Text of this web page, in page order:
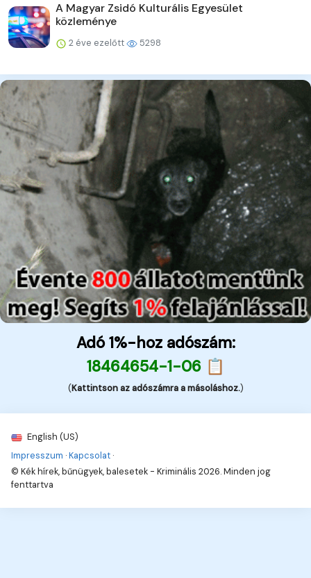
A Magyar Zsidó Kulturális Egyesület
közleménye
2 éve ezelőtt 5298
Adó 1%-hoz adószám:
18464654-1-06 📋
(Kattintson az adószámra a másoláshoz.)
English (US)
Impresszum ·Kapcsolat ·
© Kék hírek, bűnügyek, balesetek - Kriminális 2026. Minden jog
fenttartva